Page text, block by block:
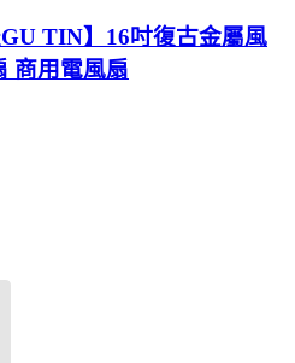
TIN】16吋復古金屬風
商用電風扇